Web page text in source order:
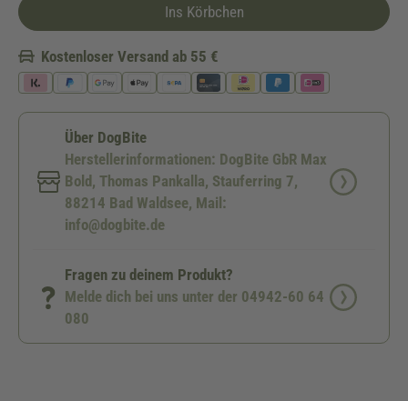
Ins Körbchen
Kostenloser Versand ab 55 €
Über DogBite
Herstellerinformationen: DogBite GbR Max
Bold, Thomas Pankalla, Stauferring 7,
88214 Bad Waldsee, Mail:
info@dogbite.de
Fragen zu deinem Produkt?
Melde dich bei uns unter der 04942-60 64
080